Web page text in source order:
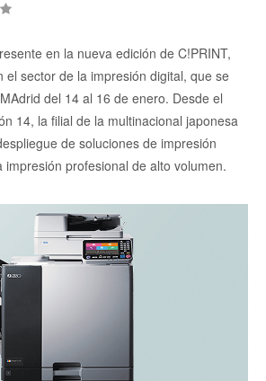
en la nueva edición de C!PRINT,
el sector de la impresión digital, que se
del 14 al 16 de enero. Desde el
14, la filial de la multinacional japonesa
de soluciones de impresión
impresión profesional de alto volumen.